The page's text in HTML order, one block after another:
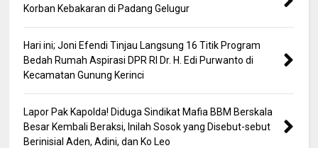
Korban Kebakaran di Padang Gelugur
Hari ini; Joni Efendi Tinjau Langsung 16 Titik Program
Bedah Rumah Aspirasi DPR RI Dr. H. Edi Purwanto di
Kecamatan Gunung Kerinci
Lapor Pak Kapolda! Diduga Sindikat Mafia BBM Berskala
Besar Kembali Beraksi, Inilah Sosok yang Disebut-sebut
Berinisial Aden, Adini, dan Ko Leo